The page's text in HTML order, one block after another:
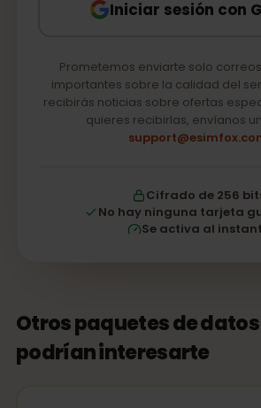
Iniciar sesión con
Prometemos enviarte solo
importantes sobre la calidad del
recibirás noticias sobre ofertas
quieres recibirlas, envíanos
Cifrado de 256
No hay ninguna tarjeta
Se activa al
Otros paquetes de
podrían interesarte